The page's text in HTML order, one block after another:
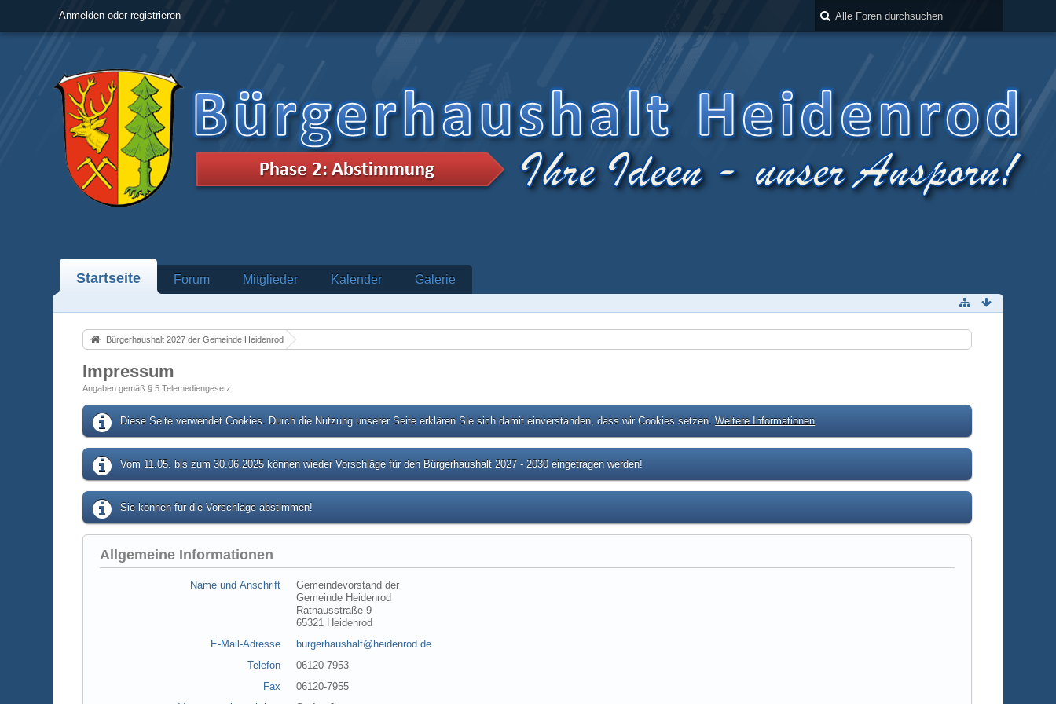
Anmelden oder registrieren
Startseite Forum Mitglieder Kalender Galerie
Bürgerhaushalt 2027 der Gemeinde Heidenrod
Impressum
Angaben gemäß § 5 Telemediengesetz
Diese Seite verwendet Cookies. Durch die Nutzung unserer Seite erklären Sie sich damit einverstanden, dass wir Cookies setzen.Weitere Informationen
Vom 11.05. bis zum 30.06.2025 können wieder Vorschläge für den Bürgerhaushalt 2027 - 2030 eingetragen werden!
Sie können für die Vorschläge abstimmen!
Allgemeine Informationen
Name und Anschrift
Gemeindevorstand der
Gemeinde Heidenrod
Rathausstraße 9
65321 Heidenrod
E-Mail-Adresse
burgerhaushalt@heidenrod.de
Telefon
06120-7953
Fax
06120-7955